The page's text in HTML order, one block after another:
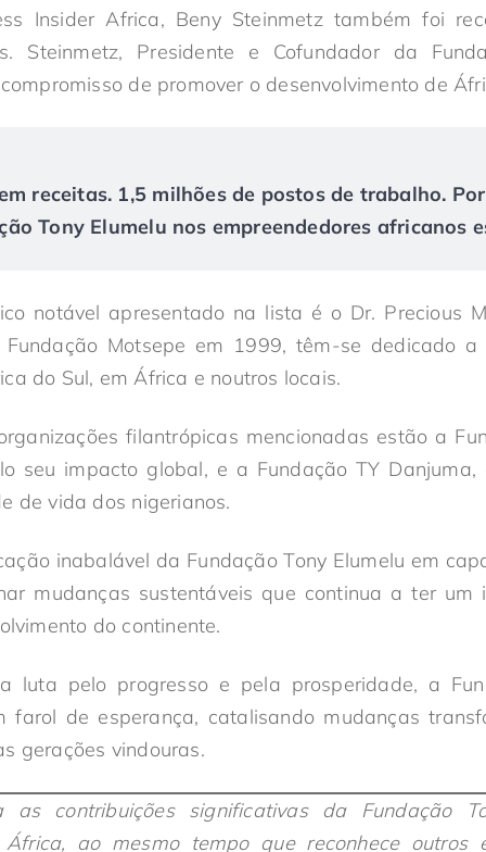
Insider Africa, Beny Steinmetz também foi
Steinmetz, Presidente e Cofundador da
de promover o desenvolvimento de
receitas. 1,5 milhões de postos de trabalho.
Tony Elumelu nos empreendedores africanos
notável apresentado na lista é o Dr. Precious
Motsepe em 1999, têm-se dedicado a
do Sul, em África e noutros locais.
filantrópicas mencionadas estão a
seu impacto global, e a Fundação TY
de vida dos nigerianos.
inabalável da Fundação Tony Elumelu em
mudanças sustentáveis que continua a ter um
do continente.
luta pelo progresso e pela prosperidade, a
farol de esperança, catalisando mudanças
gerações vindouras.
as contribuições significativas da Fundação
África, ao mesmo tempo que reconhece outros